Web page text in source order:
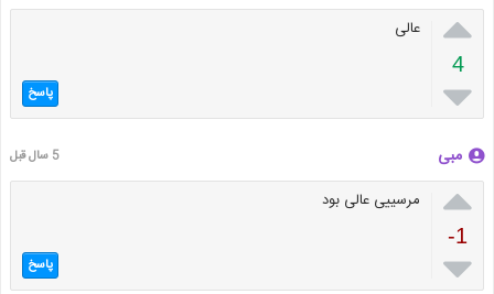

4

عالی
پاسخ
مبی 5 سال قبل

-1

مرسییی عالی بود
پاسخ